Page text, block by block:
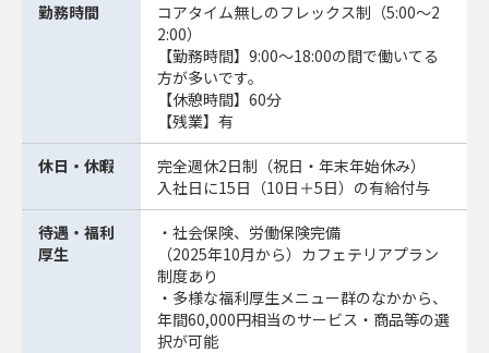
勤務時間
コアタイム無しのフレックス制（5:00～2
2:00）
【勤務時間】9:00～18:00の間で働いてる
方が多いです。
【休憩時間】60分
【残業】有
休日・休暇
完全週休2日制（祝日・年末年始休み）
入社日に15日（10日＋5日）の有給付与
待遇・福利
厚生
・社会保険、労働保険完備
（2025年10月から）カフェテリアプラン
制度あり
・多様な福利厚生メニュー群のなかから、
年間60,000円相当のサービス・商品等の選
択が可能